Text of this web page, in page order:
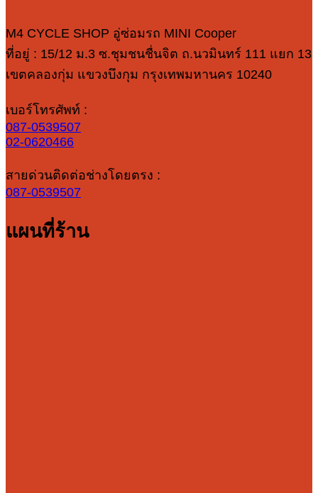
M4 CYCLE SHOP อู่ซ่อมรถ MINI Cooper
ที่อยู่ : 15/12 ม.3 ซ.ชุมชนชื่นจิต ถ.นวมินทร์ 111 แยก 13
เขตคลองกุ่ม แขวงบึงกุม กรุงเทพมหานคร 10240
เบอร์โทรศัพท์ :
087-0539507
02-0620466
สายด่วนติดต่อช่างโดยตรง :
087-0539507
แผนที่ร้าน